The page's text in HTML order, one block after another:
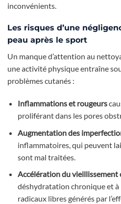
inconvénients.
Les risques d’une
peau après le sport
Un manque d’attention au
une activité physique entraîne
problèmes cutanés :
Inflammations et rougeurs
proliférant dans les pores
Augmentation des
inflammatoires, qui peuvent
sont mal traitées.
Accélération du vieillissement
déshydratation chronique et à
radicaux libres générés par